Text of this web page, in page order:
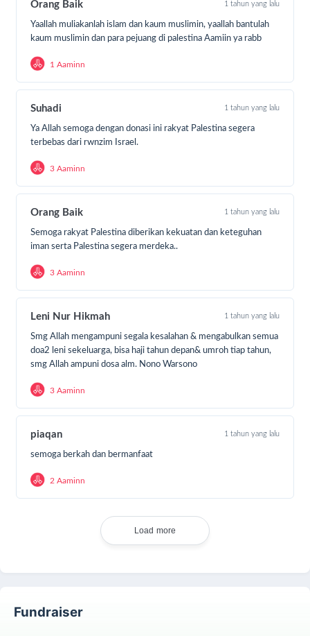
pun terpaksa dimakan. Ratusan orang meregang
nyawa karena kekurangan gizi dan dehidrasi,
termasuk bayi prematur dan para lansia.
Gaza membutuhkan uluran tangan kita. Sekarang.
Melalui program Sedekah Daging Palestina, Gemilang
Indonesia berupaya hadir memberikan bantuan gizi
berupa daging olahan kaleng, sambil membuka
kesempatan bagi sahabat yang ingin berkurban
namun terkendala biaya, untuk tetap bisa berbagi
nutrisi bagi saudara kita yang terjebak di
pengungsian.
Kenapa daging dalam kemasan kaleng?
✅ Tahan lama
✅ Siap santap
✅ Aman dikonsumsi kapan pun dibutuhkan
Saatnya bertindak. Jangan diam.
Kita bisa bantu dengan suara, doa, dan aksi nyata.
Kirimkan dukunganmu melalui Sedekah Daging
📌 Klik SEDEKAH SEKARANG dan jadi bagian dari
Orang Baik 1 tahun yang lalu
Yaallah muliakanlah islam dan kaum muslimin, yaallah bantulah
kaum muslimin dan para pejuang di palestina Aamiin ya rabb
1 Aaminn
Suhadi 1 tahun yang lalu
Ya Allah semoga dengan donasi ini rakyat Palestina segera
terbebas dari rwnzim Israel.
3 Aaminn
Orang Baik 1 tahun yang lalu
Semoga rakyat Palestina diberikan kekuatan dan keteguhan
iman serta Palestina segera merdeka..
3 Aaminn
Leni Nur Hikmah 1 tahun yang lalu
Smg Allah mengampuni segala kesalahan & mengabulkan semua
doa2 leni sekeluarga, bisa haji tahun depan& umroh tiap tahun,
smg Allah ampuni dosa alm. Nono Warsono
3 Aaminn
piaqan 1 tahun yang lalu
semoga berkah dan bermanfaat
2 Aaminn
Load more
Fundraiser